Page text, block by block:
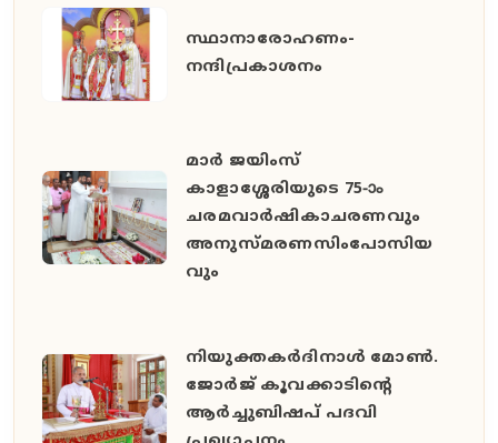
സ്ഥാനാരോഹണം-
നന്ദിപ്രകാശനം
മാർ ജയിംസ്
കാളാശ്ശേരിയുടെ 75-ാം
ചരമവാർഷികാചരണവും
അനുസ്മരണസിംപോസിയ
വും
നിയുക്തകർദിനാൾ മോൺ.
ജോർജ് കൂവക്കാടിൻ്റെ
ആർച്ചുബിഷപ് പദവി